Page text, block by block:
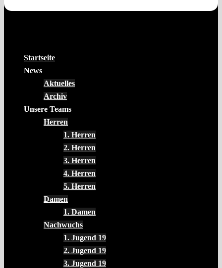
Startseite
News
Aktuelles
Archiv
Unsere Teams
Herren
1. Herren
2. Herren
3. Herren
4. Herren
5. Herren
Damen
1. Damen
Nachwuchs
1. Jugend 19
2. Jugend 19
3. Jugend 19